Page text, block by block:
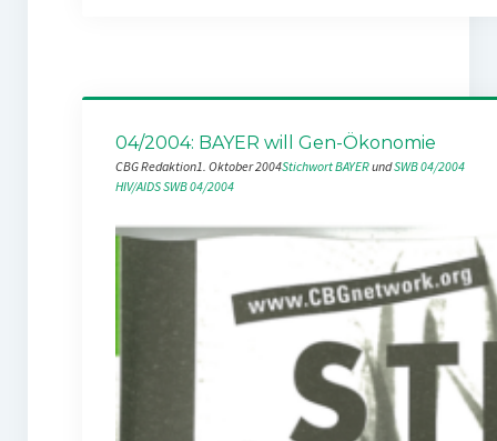
04/2004: BAYER will Gen-Ökonomie
CBG Redaktion1. Oktober 2004Stichwort BAYER und SWB 04/2004
HIV/AIDSSWB 04/2004